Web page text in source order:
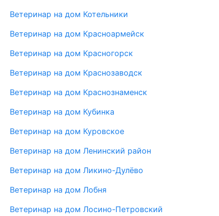
Ветеринар на дом Котельники
Ветеринар на дом Красноармейск
Ветеринар на дом Красногорск
Ветеринар на дом Краснозаводск
Ветеринар на дом Краснознаменск
Ветеринар на дом Кубинка
Ветеринар на дом Куровское
Ветеринар на дом Ленинский район
Ветеринар на дом Ликино-Дулёво
Ветеринар на дом Лобня
Ветеринар на дом Лосино-Петровский